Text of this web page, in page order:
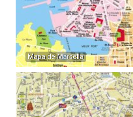
Mapa de Marsella